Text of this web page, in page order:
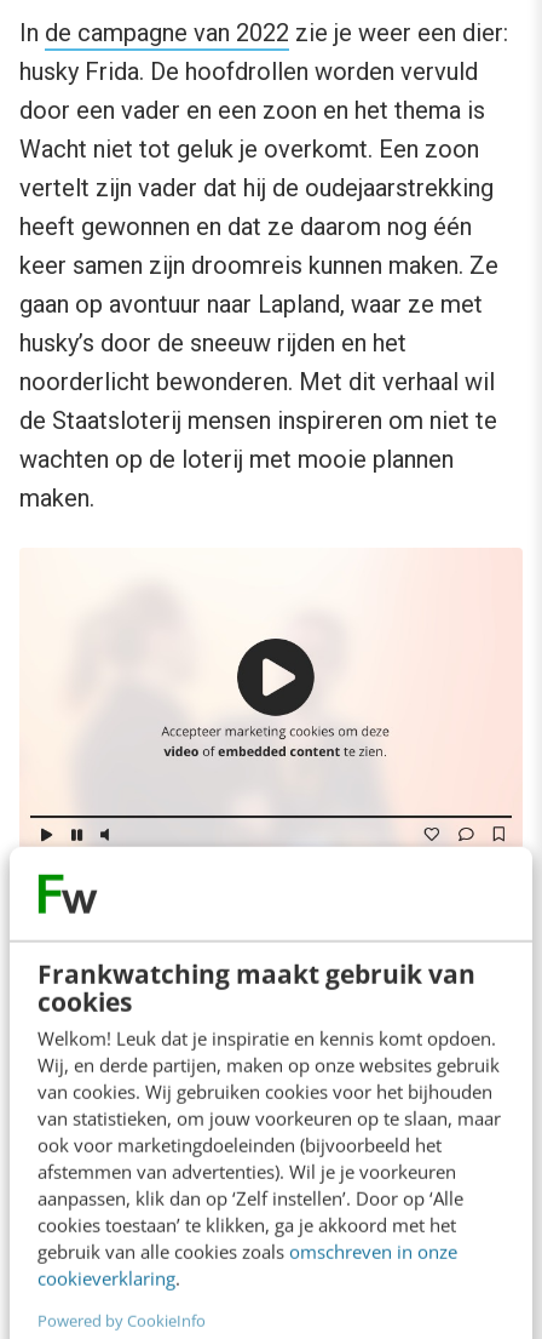
Frankwatching maakt gebruik van
cookies
Welkom! Leuk dat je inspiratie en kennis komt opdoen.
Wij, en derde partijen, maken op onze websites gebruik
van cookies. Wij gebruiken cookies voor het bijhouden
van statistieken, om jouw voorkeuren op te slaan, maar
ook voor marketingdoeleinden (bijvoorbeeld het
afstemmen van advertenties). Wil je je voorkeuren
aanpassen, klik dan op ‘Zelf instellen’. Door op ‘Alle
cookies toestaan’ te klikken, ga je akkoord met het
gebruik van alle cookies zoals omschreven in onze
cookieverklaring.
Powered by CookieInfo
In de campagne van 2022 zie je weer een dier:
husky Frida. De hoofdrollen worden vervuld
door een vader en een zoon en het thema is
Wacht niet tot geluk je overkomt. Een zoon
vertelt zijn vader dat hij de oudejaarstrekking
heeft gewonnen en dat ze daarom nog één
keer samen zijn droomreis kunnen maken. Ze
gaan op avontuur naar Lapland, waar ze met
husky’s door de sneeuw rijden en het
noorderlicht bewonderen. Met dit verhaal wil
de Staatsloterij mensen inspireren om niet te
wachten op de loterij met mooie plannen
maken.
1. PLUS Supermarkt
De winnaar van dit jaar is voor mij de
kerstcampagne van de PLUS, gemaakt door
bureau Energize. Alle bekende thema’s komen
erin voor, zoals familie en samenkomen, maar
de verhaallijn is origineel en doorbreekt taboes
als rouw en depressie. Het is een echte
tranentrekker, dus zet je zakdoekjes maar
klaar!
In de reclame zie je een boze puber die